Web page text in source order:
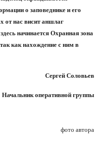
о заповеднике и его
от нас висит аншлаг
начинается Охранная зона
как нахождение с ним в
Сергей Соловьев
Начальник оперативной группы
фото автора